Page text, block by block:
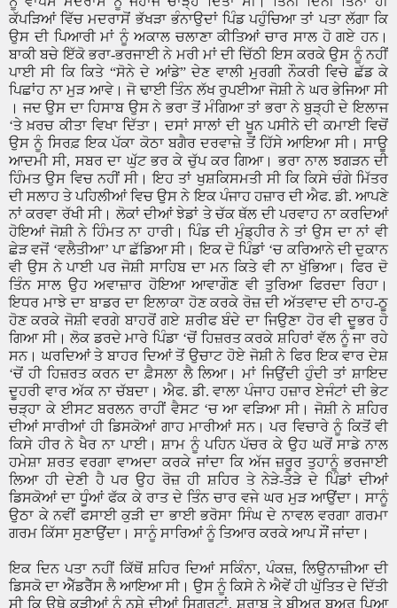
ਕੱਪੜਿਆਂ ਵਿੱਚ ਮਦਰਾਸੋਂ ਭੱਖੜਾ ਭੰਨਾਉਦਾਂ ਪਿੰਡ ਪਹੁੰਚਿਆ ਤਾਂ ਪਤਾ ਲੱਗਾ ਕਿ
ਉਸ ਦੀ ਪਿਆਰੀ ਮਾਂ ਨੂੰ ਅਕਾਲ ਚਲਾਣਾ ਕੀਤਿਆਂ ਚਾਰ ਸਾਲ ਹੋ ਗਏ ਹਨ।
ਬਾਕੀ ਬਚੇ ਇੱਕੋ ਭਰਾ-ਭਰਜਾਈ ਨੇ ਮਰੀ ਮਾਂ ਦੀ ਚਿੱਠੀ ਇਸ ਕਰਕੇ ਉਸ ਨੂੰ ਨਹੀਂ
ਪਾਈ ਸੀ ਕਿ ਕਿਤੇ “ਸੋਨੇ ਦੇ ਆਂਡੇ”ਦੇਣ ਵਾਲੀ ਮੁਰਗੀ ਨੌਕਰੀ ਵਿਚੇ ਛੱਡ ਕੇ
ਪਿਛਾਂਹ ਨਾ ਮੁੜ ਆਵੇ। ਜੋ ਢਾਈ ਤਿੰਨ ਲੱਖ ਰੁਪਈਆ ਜੋਸ਼ੀ ਨੇ ਘਰ ਭੇਜਿਆ ਸੀ
। ਜਦ ਉਸ ਦਾ ਹਿਸਾਬ ਉਸ ਨੇ ਭਰਾ ਤੋਂ ਮੰਗਿਆ ਤਾਂ ਭਰਾ ਨੇ ਬੁੜ੍ਹੀ ਦੇ ਇਲਾਜ
‘ਤੇ ਖ਼ਰਚ ਕੀਤਾ ਵਿਖਾ ਦਿੱਤਾ। ਦਸਾਂ ਸਾਲਾਂ ਦੀ ਖੂਨ ਪਸੀਨੇ ਦੀ ਕਮਾਈ ਵਿਚੋਂ
ਉਸ ਨੂੰ ਸਿਰਫ਼ ਇਕ ਪੱਕਾ ਕੋਠਾ ਬਗੈਰ ਦਰਵਾਜ਼ੇ ਤੋਂ ਹਿੱਸੇ ਆਇਆ ਸੀ। ਸਾਊ
ਆਦਮੀ ਸੀ, ਸਬਰ ਦਾ ਘੁੱਟ ਭਰ ਕੇ ਚੁੱਪ ਕਰ ਗਿਆ। ਭਰਾ ਨਾਲ ਝਗੜਨ ਦੀ
ਹਿੰਮਤ ਉਸ ਵਿਚ ਨਹੀਂ ਸੀ। ਇਹ ਤਾਂ ਖੁਸ਼ਕਿਸਮਤੀ ਸੀ ਕਿ ਕਿਸੇ ਚੰਗੇ ਮਿੱਤਰ
ਦੀ ਸਲਾਹ ਤੇ ਪਹਿਲੀਆਂ ਵਿਚ ਉਸ ਨੇ ਇਕ ਪੰਜਾਹ ਹਜ਼ਾਰ ਦੀ ਐਫ. ਡੀ. ਆਪਣੇ
ਨਾਂ ਕਰਵਾ ਰੱਖੀ ਸੀ। ਲੋਕਾਂ ਦੀਆਂ ਝੇਡਾਂ ਤੇ ਚੱਕ ਥੱਲ ਦੀ ਪਰਵਾਹ ਨਾ ਕਰਦਿਆਂ
ਹੋਇਆਂ ਜੋਸ਼ੀ ਨੇ ਹਿੰਮਤ ਨਾ ਹਾਰੀ। ਪਿੰਡ ਦੀ ਮੁੰਡ੍ਹੀਰ ਨੇ ਤਾਂ ਉਸ ਦਾ ਨਾਂ ਵੀ
ਛੇੜ ਵਜੋਂ ‘ਵਲੈਤੀਆ’ਪਾ ਛੱਡਿਆ ਸੀ। ਇਕ ਦੋ ਪਿੰਡਾਂ ‘ਚ ਕਰਿਆਨੇ ਦੀ ਦੁਕਾਨ
ਵੀ ਉਸ ਨੇ ਪਾਈ ਪਰ ਜੋਸ਼ੀ ਸਾਹਿਬ ਦਾ ਮਨ ਕਿਤੇ ਵੀ ਨਾ ਖੁੱਭਿਆ। ਫਿਰ ਦੋ
ਤਿੰਨ ਸਾਲ ਉਹ ਅਵਾਜ਼ਾਰ ਹੋਇਆ ਆਵਾਗੌਣ ਵੀ ਤੁਰਿਆ ਫਿਰਦਾ ਰਿਹਾ।
ਇਧਰ ਮਾਝੇ ਦਾ ਬਾਡਰ ਦਾ ਇਲਾਕਾ ਹੋਣ ਕਰਕੇ ਰੋਜ਼ ਦੀ ਅੱਤਵਾਦ ਦੀ ਠਾਹ-ਠੂ
ਹੋਣ ਕਰਕੇ ਜੋਸ਼ੀ ਵਰਗੇ ਬਾਹਰੋਂ ਗਏ ਸ਼ਰੀਫ ਬੰਦੇ ਦਾ ਜਿਉਣਾ ਹੋਰ ਵੀ ਦੂਭਰ ਹੋ
ਗਿਆ ਸੀ। ਲੋਕ ਡਰਦੇ ਮਾਰੇ ਪਿੰਡਾ ‘ਚੋਂ ਹਿਜ਼ਰਤ ਕਰਕੇ ਸ਼ਹਿਰਾਂ ਵੱਲ ਨੂੰ ਜਾ ਰਹੇ
ਸਨ। ਘਰਦਿਆਂ ਤੇ ਬਾਹਰ ਦਿਆਂ ਤੋਂ ਉਚਾਟ ਹੋਏ ਜੋਸ਼ੀ ਨੇ ਫਿਰ ਇਕ ਵਾਰ ਦੇਸ਼
‘ਚੋਂ ਹੀ ਹਿਜ਼ਰਤ ਕਰਨ ਦਾ ਫ਼ੈਸਲਾ ਲੈ ਲਿਆ। ਮਾਂ ਜਿਉਂਦੀ ਹੁੰਦੀ ਤਾਂ ਸ਼ਾਇਦ
ਦੂਹਰੀ ਵਾਰ ਅੱਕ ਨਾ ਚੱਬਦਾ। ਐਫ. ਡੀ. ਵਾਲਾ ਪੰਜਾਹ ਹਜ਼ਾਰ ਏਜੰਟਾਂ ਦੀ ਭੇਟ
ਚੜ੍ਹਾ ਕੇ ਈਸਟ ਬਰਲਨ ਰਾਹੀਂ ਵੈਸਟ ‘ਚ ਆ ਵੜਿਆ ਸੀ। ਜੋਸ਼ੀ ਨੇ ਸ਼ਹਿਰ
ਦੀਆਂ ਸਾਰੀਆਂ ਹੀ ਡਿਸਕੋਆਂ ਗਾਹ ਮਾਰੀਆਂ ਸਨ। ਪਰ ਵਿਚਾਰੇ ਨੂੰ ਕਿਤੋਂ ਵੀ
ਕਿਸੇ ਹੀਰ ਨੇ ਖੈਰ ਨਾ ਪਾਈ। ਸ਼ਾਮ ਨੂੰ ਪਹਿਨ ਪੱਚਰ ਕੇ ਉਹ ਘਰੋਂ ਸਾਡੇ ਨਾਲ
ਹਮੇਸ਼ਾ ਸ਼ਰਤ ਵਰਗਾ ਵਾਅਦਾ ਕਰਕੇ ਜਾਂਦਾ ਕਿ ਅੱਜ ਜ਼ਰੂਰ ਤੁਹਾਨੂੰ ਭਰਜਾਈ
ਲਿਆ ਹੀ ਦੇਣੀ ਹੈ ਪਰ ਉਹ ਰੋਜ਼ ਹੀ ਸ਼ਹਿਰ ਤੇ ਨੇੜੇ-ਤੇੜੇ ਦੇ ਪਿੰਡਾਂ ਦੀਆਂ
ਡਿਸਕੋਆਂ ਦਾ ਧੂੰਆਂ ਫੱਕ ਕੇ ਰਾਤ ਦੇ ਤਿੰਨ ਚਾਰ ਵਜੇ ਘਰ ਮੁੜ ਆਉਂਦਾ। ਸਾਨੂੰ
ਉਠਾ ਕੇ ਨਵੀਂ ਫਸਾਈ ਕੁੜੀ ਦਾ ਭਾਈ ਭਰੋਸਾ ਸਿੰਘ ਦੇ ਨਾਵਲ ਵਰਗਾ ਗਰਮਾ
ਗਰਮ ਕਿੱਸਾ ਸੁਣਾਉਂਦਾ। ਸਾਨੂੰ ਸਾਰਿਆਂ ਨੂੰ ਤਿਆਰ ਕਰਕੇ ਆਪ ਸੌਂ ਜਾਂਦਾ।
ਇਕ ਦਿਨ ਪਤਾ ਨਹੀਂ ਕਿੱਥੋਂ ਸ਼ਹਿਰ ਦਿਆਂ ਸਕਿੰਨਾ,ਪੰਕਜ਼, ਲਿਉਨਾਜ਼ੀਆ ਦੀ
ਡਿਸਕੋ ਦਾ ਐੱਡਰੈੱਸ ਲੈ ਆਇਆ ਸੀ। ਉਸ ਨੂੰ ਕਿਸੇ ਨੇ ਐਵੇਂ ਹੀ ਘੁੱਤਿਤ ਦੇ ਦਿੱਤੀ
ਸੀ ਕਿ ਉਥੇ ਕੁੜੀਆਂ ਨੂੰ ਨਸ਼ੇ ਦੀਆਂ ਸਿਗਰਟਾਂ, ਸ਼ਰਾਬ ਤੇ ਬੀਅਰ ਬੂਅਰ ਪਿਆ